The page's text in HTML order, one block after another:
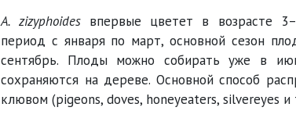
A. zizyphoides впервые цветет в возрасте
период с января по март, основной сезон
сентябрь. Плоды можно собирать уже в
сохраняются на дереве. Основной способ
клювом (pigeons, doves, honeyeaters, silvereyes